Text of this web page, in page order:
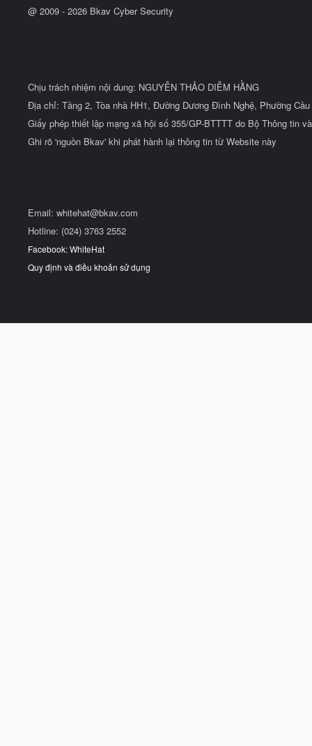
@ 2009 - 2026 Bkav Cyber Security
Chịu trách nhiệm nội dung: NGUYỄN THẢO DIỄM HẰNG
Địa chỉ: Tầng 2, Tòa nhà HH1, Đường Dương Đình Nghệ, Phường
Giấy phép thiết lập mạng xã hội số 355/GP-BTTTT do Bộ Thông tin
Ghi rõ 'nguồn Bkav' khi phát hành lại thông tin từ Website này
Email: whitehat@bkav.com
Hotline: (024) 3763 2552
Facebook: WhiteHat
Quy định và điều khoản sử dụng